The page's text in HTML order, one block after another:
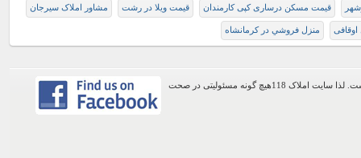
قیمت مسکن درساری کپی کارمندان قیمت ویلا در رشت مشاور املاک سیرجان
اوقافی منزل فروشي در كرمانشاه
اطلاعات موجود در این وب سایت از طریق کاربران عمومی سایت ثبت شده است. لذا سایت املاک 118هیچ گونه مسئولیتی در صحت